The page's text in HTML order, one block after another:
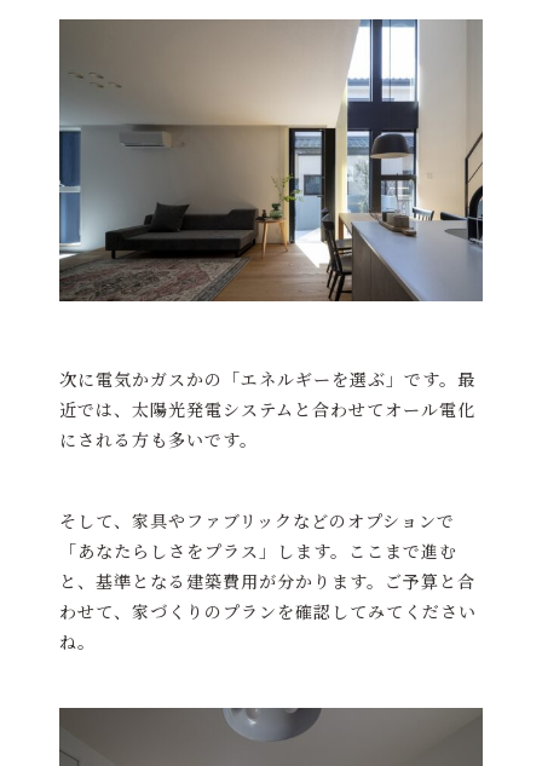
次に電気かガスかの「エネルギーを選ぶ」です。最
近では、太陽光発電システムと合わせてオール電化
にされる方も多いです。
そして、家具やファブリックなどのオプションで
「あなたらしさをプラス」します。ここまで進む
と、基準となる建築費用が分かります。ご予算と合
わせて、家づくりのプランを確認してみてください
ね。